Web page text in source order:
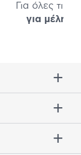
Για όλες τις
για μέλη